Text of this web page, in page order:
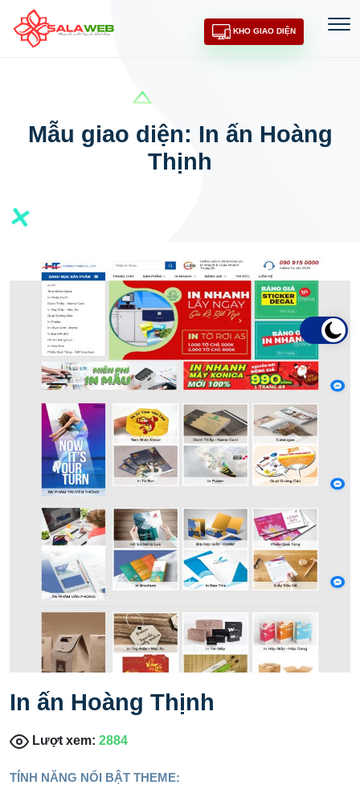
KHO GIAO DIỆN
Mẫu giao diện: In ấn Hoàng
Thịnh
In ấn Hoàng Thịnh
Lượt xem: 2884
TÍNH NĂNG NỔI BẬT THEME: